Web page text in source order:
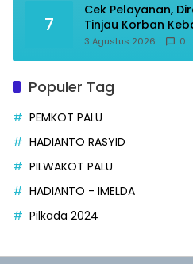
7
Cek Pelayanan,
Tinjau Korban
Sentosa II
3 Agustus 2026 0
Populer Tag
PEMKOT PALU
HADIANTO RASYID
PILWAKOT PALU
HADIANTO - IMELDA
Pilkada 2024